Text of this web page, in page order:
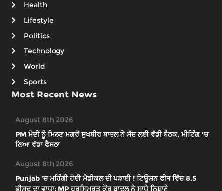
Health
Lifestyle
Politics
Technology
World
Sports
Most Recent News
August 8th 2026
PM ਮੋਦੀ ਨੂੰ ਮਿਲਣ ਮਗਰੋਂ ਸੁਖਬੀਰ ਬਾਦਲ ਨੇ ਸੱਦ ਲਈ ਵੱਡੀ ਬੈਠਕ, ਮੀਟਿੰਗ 'ਚ
ਲਿਆ ਵੱਡਾ ਫੈਸਲਾ
August 8th 2026
Punjab ’ਚ ਮਹਿੰਗੀ ਹੋਈ ਮੈਡੀਕਲ ਦੀ ਪੜਾਈ ! ਟਿਊਸ਼ਨ ਫੀਸ ਵਿੱਚ 8.5
ਫੀਸਦ ਦਾ ਵਾਧਾ; MP ਹਰਸਿਮਰਤ ਕੌਰ ਬਾਦਲ ਨੇ ਸਾਧੇ ਨਿਸ਼ਾਨੇ